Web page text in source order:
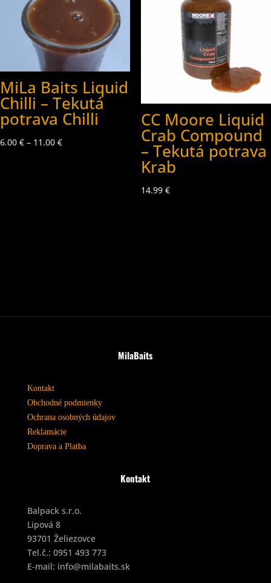
MiLa Baits Liquid
Chilli – Tekutá
potrava Chilli
6.00 € – 11.00 €
CC Moore Liquid
Crab Compound
– Tekutá potrava
Krab
14.99 €
MilaBaits
Kontakt
Obchodné podmienky
Ochrana osobných údajov
Reklamácie
Doprava a Platba
Kontakt
Balpack s.r.o.
Lipová 8
93701 Želiezovce
Tel.č.: 0951 493 773
E-mail: info@milabaits.sk